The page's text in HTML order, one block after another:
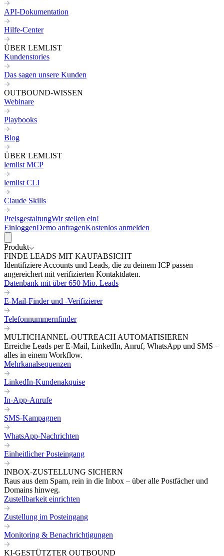
API-Dokumentation
Hilfe-Center
ÜBER LEMLIST
Kundenstories
Das sagen unsere Kunden
OUTBOUND-WISSEN
Webinare
Playbooks
Blog
ÜBER LEMLIST
lemlist MCP
lemlist CLI
Claude Skills
PreisgestaltungWir stellen ein!
EinloggenDemo anfragenKostenlos anmelden
Produkt
FINDE LEADS MIT KAUFABSICHT
Identifiziere Accounts und Leads, die zu deinem ICP passen –
angereichert mit verifizierten Kontaktdaten.
Datenbank mit über 650 Mio. Leads
E-Mail-Finder und -Verifizierer
Telefonnummernfinder
MULTICHANNEL-OUTREACH AUTOMATISIEREN
Erreiche Leads per E-Mail, LinkedIn, Anruf, WhatsApp und SMS –
alles in einem Workflow.
Mehrkanalsequenzen
LinkedIn-Kundenakquise
In-App-Anrufe
SMS-Kampagnen
WhatsApp-Nachrichten
Einheitlicher Posteingang
INBOX-ZUSTELLUNG SICHERN
Raus aus dem Spam, rein in die Inbox – über alle Postfächer und
Domains hinweg.
Zustellbarkeit einrichten
Zustellung im Posteingang
Monitoring & Benachrichtigungen
KI-GESTÜTZTER OUTBOUND